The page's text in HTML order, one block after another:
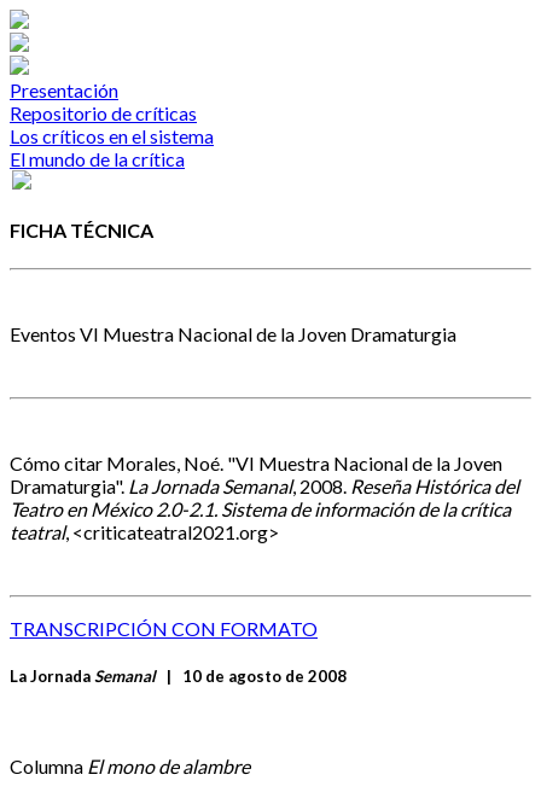
Presentación
Repositorio de críticas
Los críticos en el sistema
El mundo de la crítica
FICHA TÉCNICA
Eventos VI Muestra Nacional de la Joven Dramaturgia
Cómo citar Morales, Noé. "VI Muestra Nacional de la Joven
Dramaturgia". La Jornada Semanal, 2008. Reseña Histórica del
Teatro en México 2.0-2.1. Sistema de información de la crítica
teatral, <criticateatral2021.org>
TRANSCRIPCIÓN CON FORMATO
La JornadaSemanal | 10 de agosto de 2008
Columna El mono de alambre